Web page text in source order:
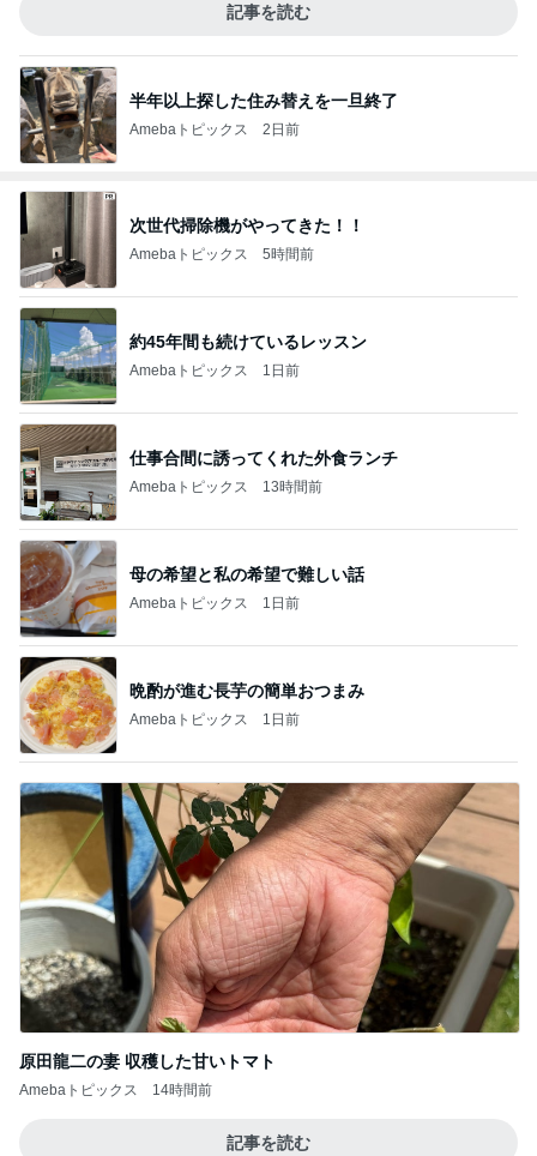
記事を読む
半年以上探した住み替えを一旦終了
Amebaトピックス 2日前
次世代掃除機がやってきた！！
Amebaトピックス 5時間前
約45年間も続けているレッスン
Amebaトピックス 1日前
仕事合間に誘ってくれた外食ランチ
Amebaトピックス 13時間前
母の希望と私の希望で難しい話
Amebaトピックス 1日前
晩酌が進む長芋の簡単おつまみ
Amebaトピックス 1日前
原田龍二の妻 収穫した甘いトマト
Amebaトピックス 14時間前
記事を読む